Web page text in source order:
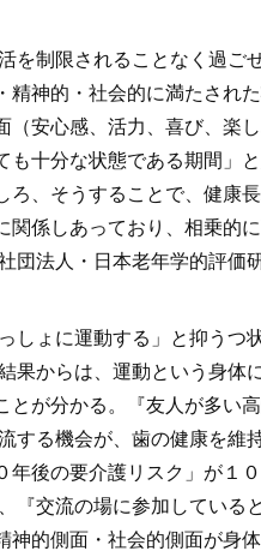
を制限されることなく過ご
神的・社会的に満たされ
安心感、活力、喜び、楽
も十分な状態である期間」
、そうすることで、健康
係しあっており、相乗的
団法人・日本老年学的評価
しょに運動する」と抑うつ
果からは、運動という身体
が分かる。『友人が多い
する機会が、歯の健康を維
後の要介護リスク」が１
交流の場に参加している
神的側面・社会的側面が身